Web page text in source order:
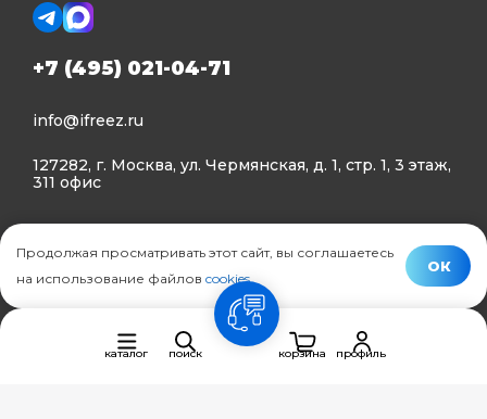
+7 (495) 021-04-71
info@ifreez.ru
127282, г. Москва, ул. Чермянская, д. 1, стр. 1, 3 этаж,
311 офис
Политика конфиденциальности
Политика использования Cookies
© Ifreez - продажа и установка климатической техники,
каталог поиск
связь
корзина
профиль
Продолжая просматривать этот сайт, вы соглашаетесь
на использование файлов cookies.
ОК